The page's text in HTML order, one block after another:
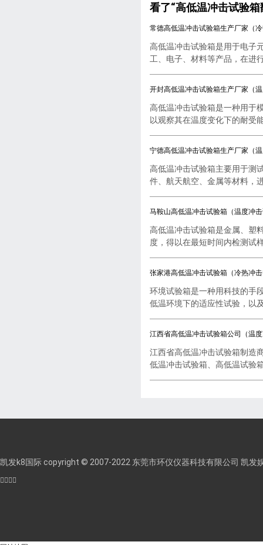
看了“高低温冲击试验
常德高低温冲击试验箱生产厂家（
高低温冲击试验箱是用于电子
工、电子、材料等产品，在进
开封高低温冲击试验箱生产厂家（
高低温冲击试验箱是一种用于
以观察其在温度变化下的耐受
宁德高低温冲击试验箱生产厂家（
高低温冲击试验箱主要用于测
件、航天航空、金属等材料，
马鞍山高低温冲击试验箱（温度冲
高低温冲击试验箱是金属、塑
度，得以在最短时间内检测试
张家港高低温冲击试验箱（冷热冲
环境试验箱是一种用科技的手
低温环境下的适应性试验，以
江西省高低温冲击试验箱公司（温
江西省高低温冲击试验箱制造
低温冲击试验箱、高低温试验
凯发k8国际 copyright © 2007-2022 东莞市环仪仪器科技有限公司 凯发